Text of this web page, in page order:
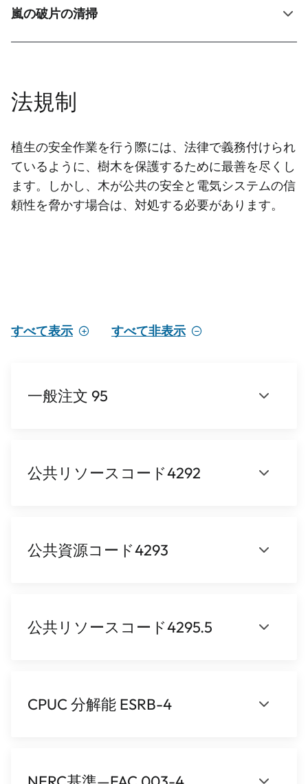
嵐の破片の清掃
法規制
植生の安全作業を行う際には、法律で義務付けられ
ているように、樹木を保護するために最善を尽くし
ます。しかし、木が公共の安全と電気システムの信
頼性を脅かす場合は、対処する必要があります。
すべて表示 すべて非表示
一般注文 95
公共リソースコード4292
公共資源コード4293
公共リソースコード4295.5
CPUC 分解能 ESRB-4